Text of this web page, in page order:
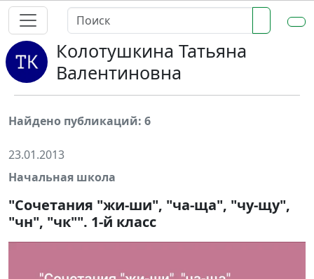
Колотушкина Татьяна
Валентиновна
Найдено публикаций: 6
23.01.2013
Начальная школа
"Сочетания "жи-ши", "ча-ща", "чу-щу",
"чн", "чк"". 1-й класс